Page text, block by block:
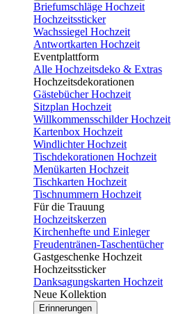
Briefumschläge Hochzeit
Hochzeitssticker
Wachssiegel Hochzeit
Antwortkarten Hochzeit
Eventplattform
Alle Hochzeitsdeko & Extras
Hochzeitsdekorationen
Gästebücher Hochzeit
Sitzplan Hochzeit
Willkommensschilder Hochzeit
Kartenbox Hochzeit
Windlichter Hochzeit
Tischdekorationen Hochzeit
Menükarten Hochzeit
Tischkarten Hochzeit
Tischnummern Hochzeit
Für die Trauung
Hochzeitskerzen
Kirchenhefte und Einleger
Freudentränen-Taschentücher
Gastgeschenke Hochzeit
Hochzeitssticker
Danksagungskarten Hochzeit
Neue Kollektion
Erinnerungen